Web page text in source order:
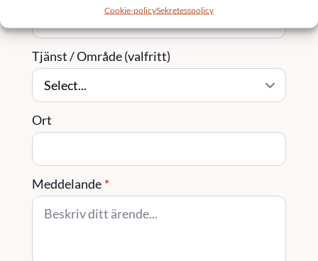
Cookie-policySekretesspolicy
Tjänst / Område (valfritt)
Ort
Meddelande *